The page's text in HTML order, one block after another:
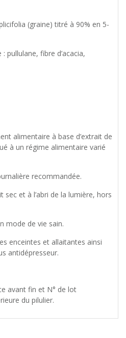
(graine) titré à 90% en 5-
pullulane, fibre d’acacia,
alimentaire à base d’extrait de
à un régime alimentaire varié
recommandée.
sec et à l’abri de la lumière, hors
mode de vie sain.
enceintes et allaitantes ainsi
antidépresseur.
avant fin et N° de lot
du pilulier.